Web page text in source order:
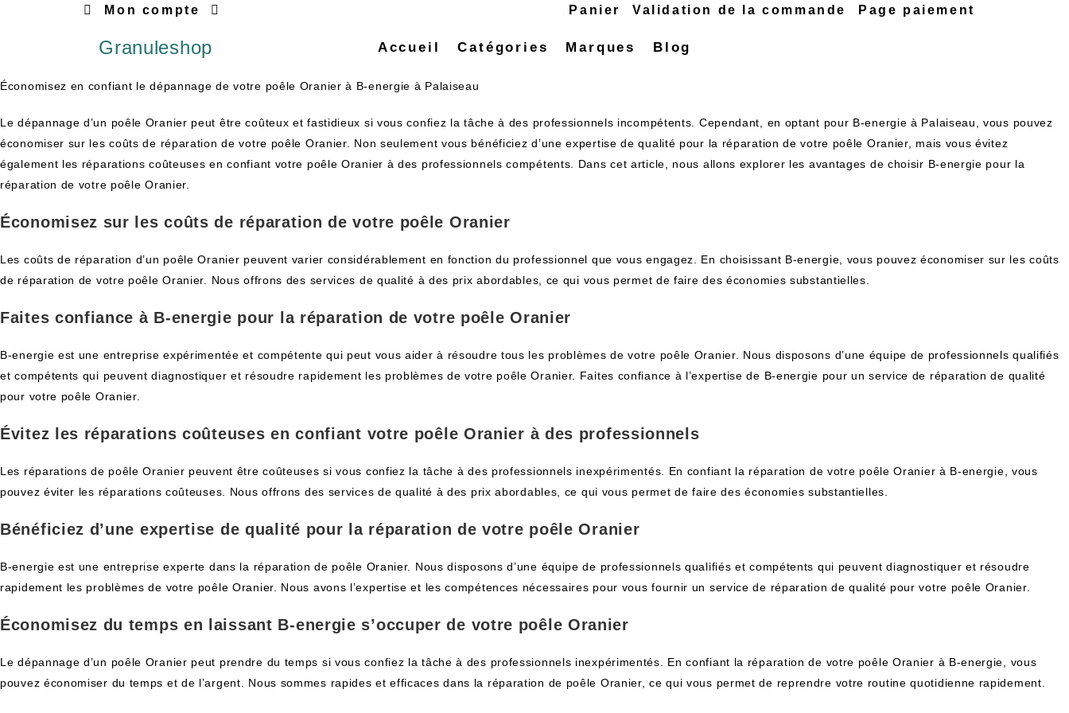
Panier Validation de la commande Page paiement
Mon compte
Granuleshop Accueil Catégories Marques Blog
Économisez en confiant le dépannage de votre poêle Oranier à B-energie à Palaiseau
Le dépannage d’un poêle Oranier peut être coûteux et fastidieux si vous confiez la tâche à des professionnels incompétents. Cependant, en optant pour B-energie à Palaiseau, vous pouvez
économiser sur les coûts de réparation de votre poêle Oranier. Non seulement vous bénéficiez d’une expertise de qualité pour la réparation de votre poêle Oranier, mais vous évitez
également les réparations coûteuses en confiant votre poêle Oranier à des professionnels compétents. Dans cet article, nous allons explorer les avantages de choisir B-energie pour la
réparation de votre poêle Oranier.
Économisez sur les coûts de réparation de votre poêle Oranier
Les coûts de réparation d’un poêle Oranier peuvent varier considérablement en fonction du professionnel que vous engagez. En choisissant B-energie, vous pouvez économiser sur les coûts
de réparation de votre poêle Oranier. Nous offrons des services de qualité à des prix abordables, ce qui vous permet de faire des économies substantielles.
Faites confiance à B-energie pour la réparation de votre poêle Oranier
B-energie est une entreprise expérimentée et compétente qui peut vous aider à résoudre tous les problèmes de votre poêle Oranier. Nous disposons d’une équipe de professionnels qualifiés
et compétents qui peuvent diagnostiquer et résoudre rapidement les problèmes de votre poêle Oranier. Faites confiance à l’expertise de B-energie pour un service de réparation de qualité
pour votre poêle Oranier.
Évitez les réparations coûteuses en confiant votre poêle Oranier à des professionnels
Les réparations de poêle Oranier peuvent être coûteuses si vous confiez la tâche à des professionnels inexpérimentés. En confiant la réparation de votre poêle Oranier à B-energie, vous
pouvez éviter les réparations coûteuses. Nous offrons des services de qualité à des prix abordables, ce qui vous permet de faire des économies substantielles.
Bénéficiez d’une expertise de qualité pour la réparation de votre poêle Oranier
B-energie est une entreprise experte dans la réparation de poêle Oranier. Nous disposons d’une équipe de professionnels qualifiés et compétents qui peuvent diagnostiquer et résoudre
rapidement les problèmes de votre poêle Oranier. Nous avons l’expertise et les compétences nécessaires pour vous fournir un service de réparation de qualité pour votre poêle Oranier.
Économisez du temps en laissant B-energie s’occuper de votre poêle Oranier
Le dépannage d’un poêle Oranier peut prendre du temps si vous confiez la tâche à des professionnels inexpérimentés. En confiant la réparation de votre poêle Oranier à B-energie, vous
pouvez économiser du temps et de l’argent. Nous sommes rapides et efficaces dans la réparation de poêle Oranier, ce qui vous permet de reprendre votre routine quotidienne rapidement.